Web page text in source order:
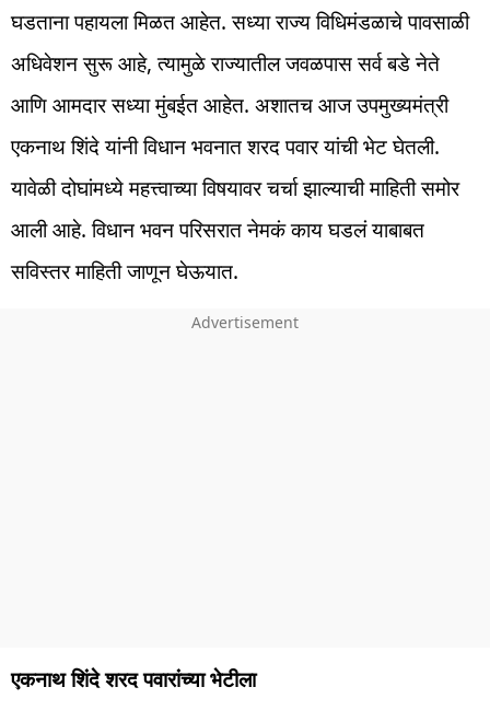
घडताना पहायला मिळत आहेत. सध्या राज्य विधिमंडळाचे पावसाळी
अधिवेशन सुरू आहे, त्यामुळे राज्यातील जवळपास सर्व बडे नेते
आणि आमदार सध्या मुंबईत आहेत. अशातच आज उपमुख्यमंत्री
एकनाथ शिंदे यांनी विधान भवनात शरद पवार यांची भेट घेतली.
यावेळी दोघांमध्ये महत्त्वाच्या विषयावर चर्चा झाल्याची माहिती समोर
आली आहे. विधान भवन परिसरात नेमकं काय घडलं याबाबत
सविस्तर माहिती जाणून घेऊयात.
एकनाथ शिंदे शरद पवारांच्या भेटीला